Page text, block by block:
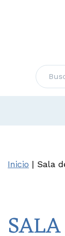
Buscar
Inicio | Sala